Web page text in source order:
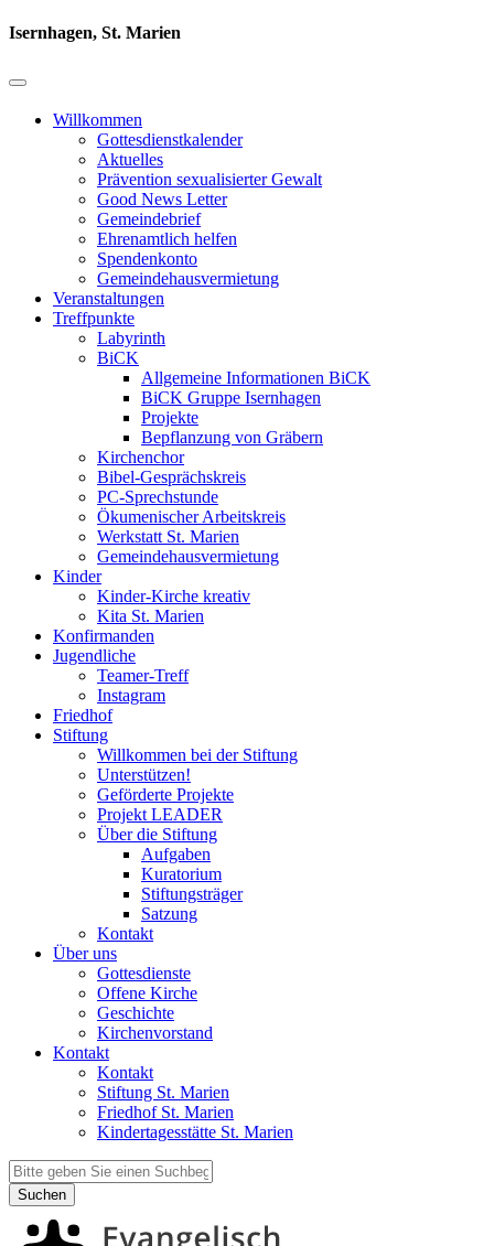
Isernhagen, St. Marien
Willkommen
Gottesdienstkalender
Aktuelles
Prävention sexualisierter Gewalt
Good News Letter
Gemeindebrief
Ehrenamtlich helfen
Spendenkonto
Gemeindehausvermietung
Veranstaltungen
Treffpunkte
Labyrinth
BiCK
Allgemeine Informationen BiCK
BiCK Gruppe Isernhagen
Projekte
Bepflanzung von Gräbern
Kirchenchor
Bibel-Gesprächskreis
PC-Sprechstunde
Ökumenischer Arbeitskreis
Werkstatt St. Marien
Gemeindehausvermietung
Kinder
Kinder-Kirche kreativ
Kita St. Marien
Konfirmanden
Jugendliche
Teamer-Treff
Instagram
Friedhof
Stiftung
Willkommen bei der Stiftung
Unterstützen!
Geförderte Projekte
Projekt LEADER
Über die Stiftung
Aufgaben
Kuratorium
Stiftungsträger
Satzung
Kontakt
Über uns
Gottesdienste
Offene Kirche
Geschichte
Kirchenvorstand
Kontakt
Kontakt
Stiftung St. Marien
Friedhof St. Marien
Kindertagesstätte St. Marien
Suchen